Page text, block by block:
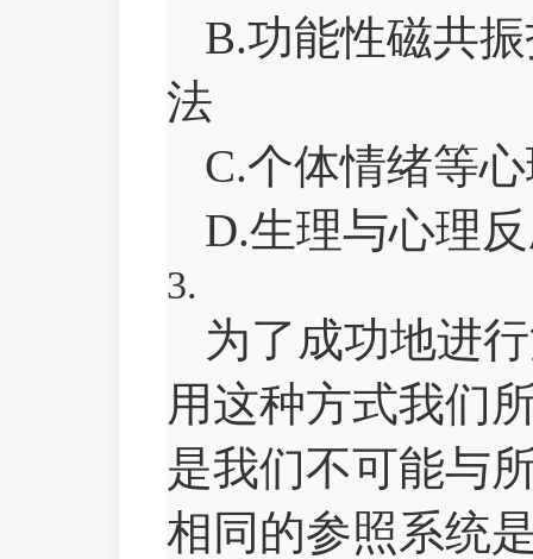
B.功能性磁共
法
C.个体情绪等
D.生理与心理
3.
为了成功地进
用这种方式我们
是我们不可能与
相同的参照系统